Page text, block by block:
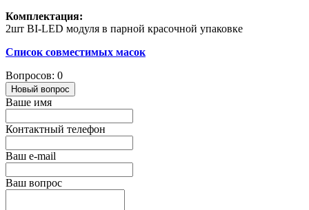
Комплектация:
2шт BI-LED модуля в парной красочной упаковке
Список совместимых масок
Вопросов: 0
Новый вопрос
Ваше имя
Контактный телефон
Ваш e-mail
Ваш вопрос